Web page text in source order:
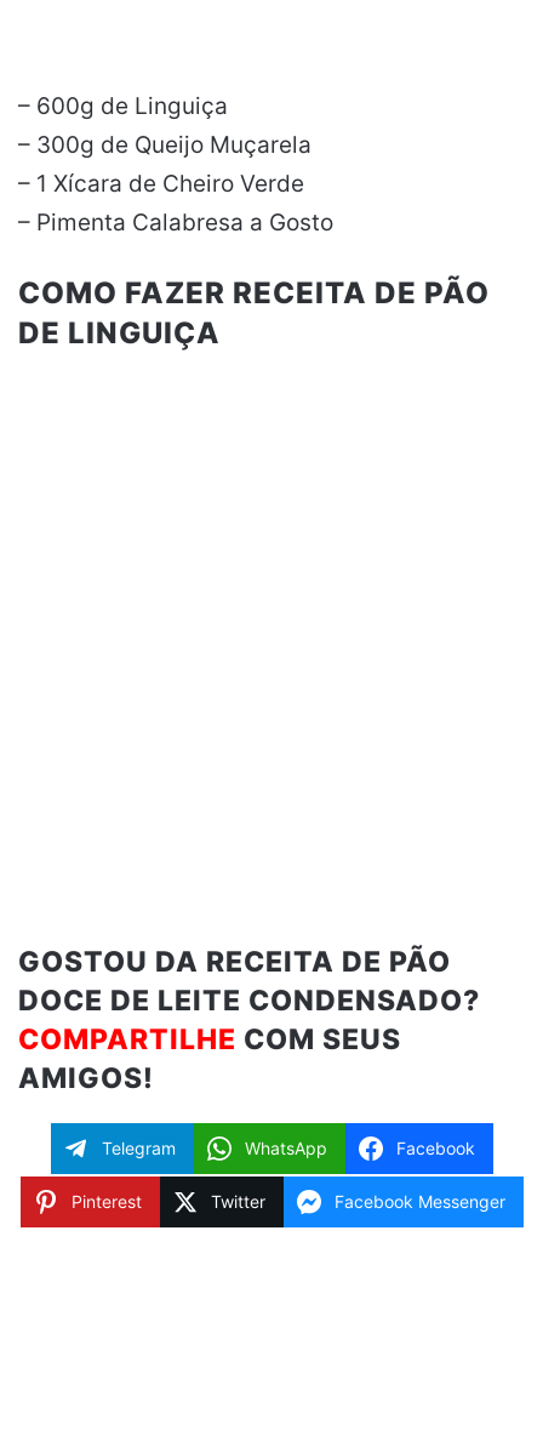
– 600g de Linguiça
– 300g de Queijo Muçarela
– 1 Xícara de Cheiro Verde
– Pimenta Calabresa a Gosto
COMO FAZER RECEITA DE PÃO
DE LINGUIÇA
GOSTOU DA RECEITA DE PÃO
DOCE DE LEITE CONDENSADO?
COMPARTILHE COM SEUS
AMIGOS!
Telegram WhatsApp Facebook
Pinterest Twitter Facebook Messenger